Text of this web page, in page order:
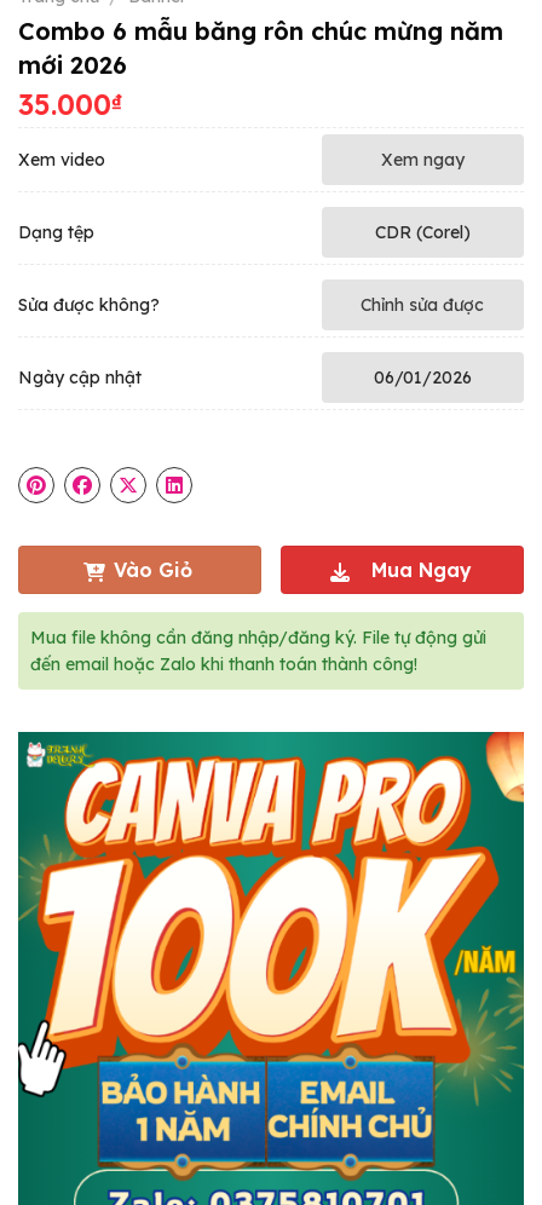
Combo 6 mẫu băng rôn chúc mừng năm
mới 2026
35.000₫
Xem video Xem ngay
Dạng tệp CDR (Corel)
Sửa được không? Chỉnh sửa được
Ngày cập nhật 06/01/2026
Vào Giỏ Mua Ngay
Mua file không cần đăng nhập/đăng ký. File tự động gửi
đến email hoặc Zalo khi thanh toán thành công!